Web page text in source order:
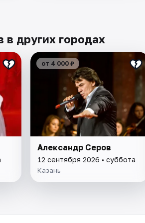
других городах
от 4 000 ₽
Александр Серов
12 сентября 2026 • суббота
Казань